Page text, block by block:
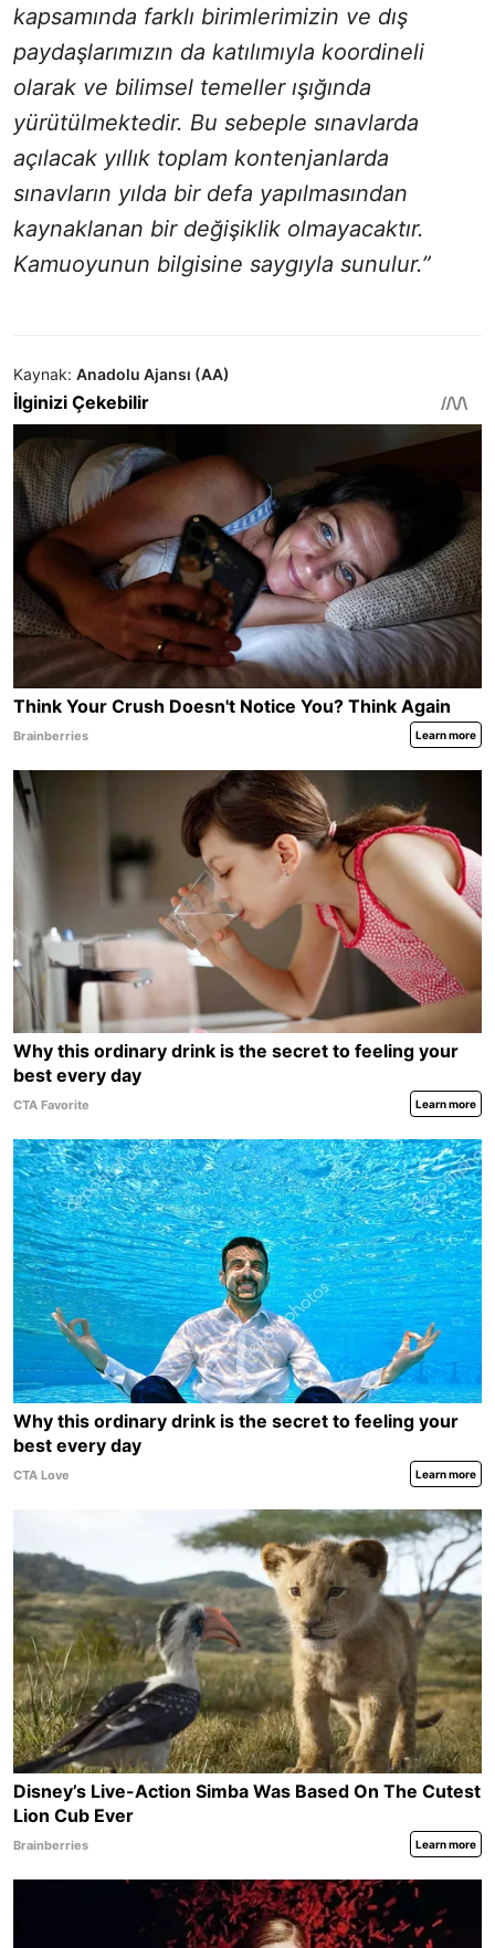
kapsamında farklı birimlerimizin ve dış
paydaşlarımızın da katılımıyla koordineli
olarak ve bilimsel temeller ışığında
yürütülmektedir. Bu sebeple sınavlarda
açılacak yıllık toplam kontenjanlarda
sınavların yılda bir defa yapılmasından
kaynaklanan bir değişiklik olmayacaktır.
Kamuoyunun bilgisine saygıyla sunulur.”
Kaynak: Anadolu Ajansı (AA)